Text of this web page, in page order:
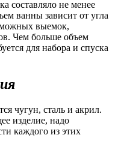
составляло не менее
ванны зависит от угла
выемок,
Чем больше объем
для набора и спуска
чугун, сталь и акрил.
изделие, надо
каждого из этих